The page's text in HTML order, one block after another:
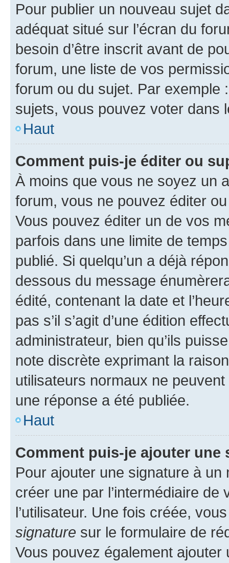
Pour publier un nouveau sujet
adéquat situé sur l’écran du
besoin d’être inscrit avant de
forum, une liste de vos
forum ou du sujet. Par exemple
sujets, vous pouvez voter dans
Haut
Comment puis-je éditer ou
À moins que vous ne soyez un
forum, vous ne pouvez éditer
Vous pouvez éditer un de vos
parfois dans une limite de
publié. Si quelqu’un a déjà
dessous du message
édité, contenant la date et
pas s’il s’agit d’une édition
administrateur, bien qu’ils
note discrète exprimant la
utilisateurs normaux ne
une réponse a été publiée.
Haut
Comment puis-je ajouter une
Pour ajouter une signature à un
créer une par l’intermédiaire
l’utilisateur. Une fois créée,
signature sur le formulaire de
Vous pouvez également